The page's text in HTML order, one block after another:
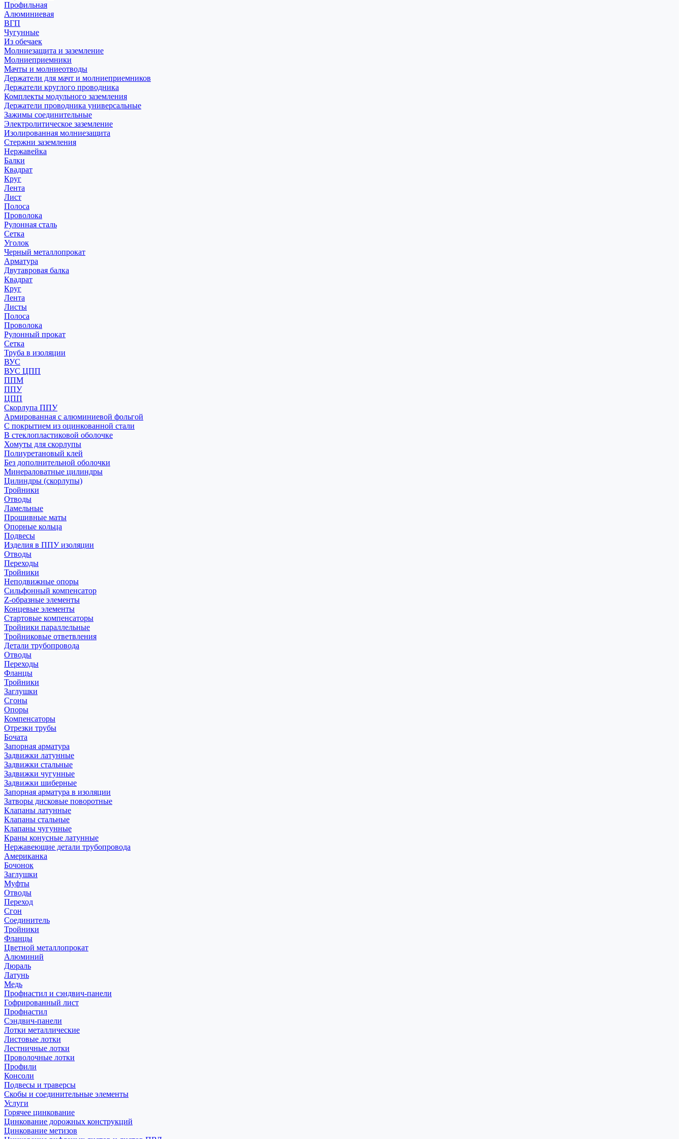
Профильная
Алюминиевая
ВГП
Чугунные
Из обечаек
Молниезащита и заземление
Молниеприемники
Мачты и молниеотводы
Держатели для мачт и молниеприемников
Держатели круглого проводника
Комплекты модульного заземления
Держатели проводника универсальные
Зажимы соединительные
Электролитическое заземление
Изолированная молниезащита
Стержни заземления
Нержавейка
Балки
Квадрат
Круг
Лента
Лист
Полоса
Проволока
Рулонная сталь
Сетка
Уголок
Черный металлопрокат
Арматура
Двутавровая балка
Квадрат
Круг
Лента
Листы
Полоса
Проволока
Рулонный прокат
Сетка
Труба в изоляции
ВУС
ВУС ЦПП
ППМ
ППУ
ЦПП
Скорлупа ППУ
Армированная с алюминиевой фольгой
С покрытием из оцинкованной стали
В стеклопластиковой оболочке
Хомуты для скорлупы
Полиуретановый клей
Без дополнительной оболочки
Минераловатные цилиндры
Цилиндры (скорлупы)
Тройники
Отводы
Ламельные
Прошивные маты
Опорные кольца
Подвесы
Изделия в ППУ изоляции
Отводы
Переходы
Тройники
Неподвижные опоры
Cильфонный компенсатор
Z-образные элементы
Концевые элементы
Стартовые компенсаторы
Тройники параллельные
Тройниковые ответвления
Детали трубопровода
Отводы
Переходы
Фланцы
Тройники
Заглушки
Сгоны
Опоры
Компенсаторы
Отрезки трубы
Бочата
Запорная арматура
Задвижки латунные
Задвижки стальные
Задвижки чугунные
Задвижки шиберные
Запорная арматура в изоляции
Затворы дисковые поворотные
Клапаны латунные
Клапаны стальные
Клапаны чугунные
Краны конусные латунные
Нержавеющие детали трубопровода
Американка
Бочонок
Заглушки
Муфты
Отводы
Переход
Сгон
Соединитель
Тройники
Фланцы
Цветной металлопрокат
Алюминий
Дюраль
Латунь
Медь
Профнастил и сэндвич-панели
Гофрированный лист
Профнастил
Сэндвич-панели
Лотки металлические
Листовые лотки
Лестничные лотки
Проволочные лотки
Профили
Консоли
Подвесы и траверсы
Скобы и соединительные элементы
Услуги
Горячее цинкование
Цинкование дорожных конструкций
Цинкование метизов